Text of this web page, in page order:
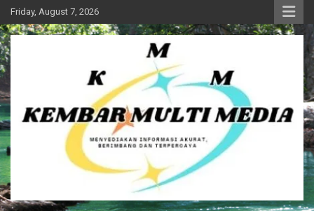
Skip
to
content
Friday, August 7, 2026